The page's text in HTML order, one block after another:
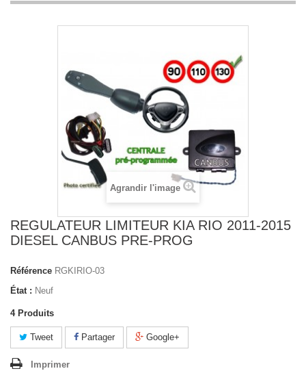
Agrandir l'image
REGULATEUR LIMITEUR KIA RIO 2011-2015
DIESEL CANBUS PRE-PROG
Référence RGKIRIO-03
État : Neuf
4 Produits
Tweet Partager Google+
Imprimer